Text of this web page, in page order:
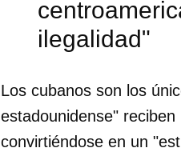
ilegalidad"
Los cubanos son los
estadounidense"
convirtiéndose en un